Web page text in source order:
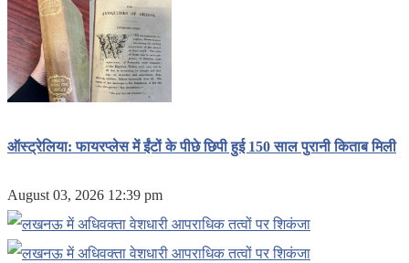
ऑस्ट्रेलिया: फायरप्लेस में ईंटों के पीछे छिपी हुई 150 साल पुरानी किताब मिली
August 03, 2026 12:39 pm